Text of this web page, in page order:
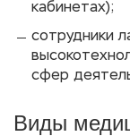
кабинетах);
сотрудники
сфер
Виды